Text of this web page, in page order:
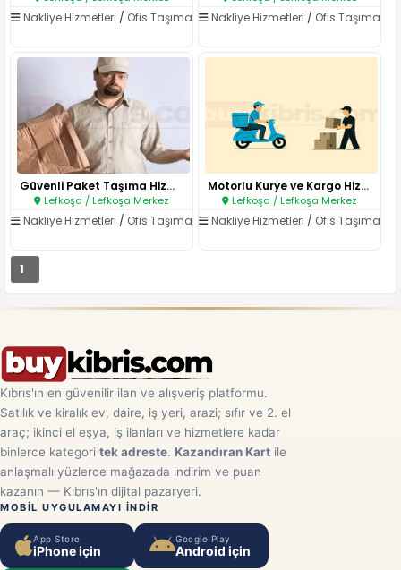
Nakliye Hizmetleri / Ofis Taşıma Nakliye Hizmetleri / Ofis Taşıma
Güvenli Paket Taşıma Hizmeti..
Lefkoşa / Lefkoşa Merkez
Nakliye Hizmetleri / Ofis Taşıma
Motorlu Kurye ve Kargo Hizmeti..
Lefkoşa / Lefkoşa Merkez
Nakliye Hizmetleri / Ofis Taşıma
1
Kıbrıs'ın en güvenilir ilan ve alışveriş platformu.
Satılık ve kiralık ev, daire, iş yeri, arazi; sıfır ve 2. el
araç; ikinci el eşya, iş ilanları ve hizmetlere kadar
binlerce kategori tek adreste. Kazandıran Kart ile
anlaşmalı yüzlerce mağazada indirim ve puan
kazanın — Kıbrıs'ın dijital pazaryeri.
MOBIL UYGULAMAYI INDIR
App Store
iPhone için
Google Play
Android için